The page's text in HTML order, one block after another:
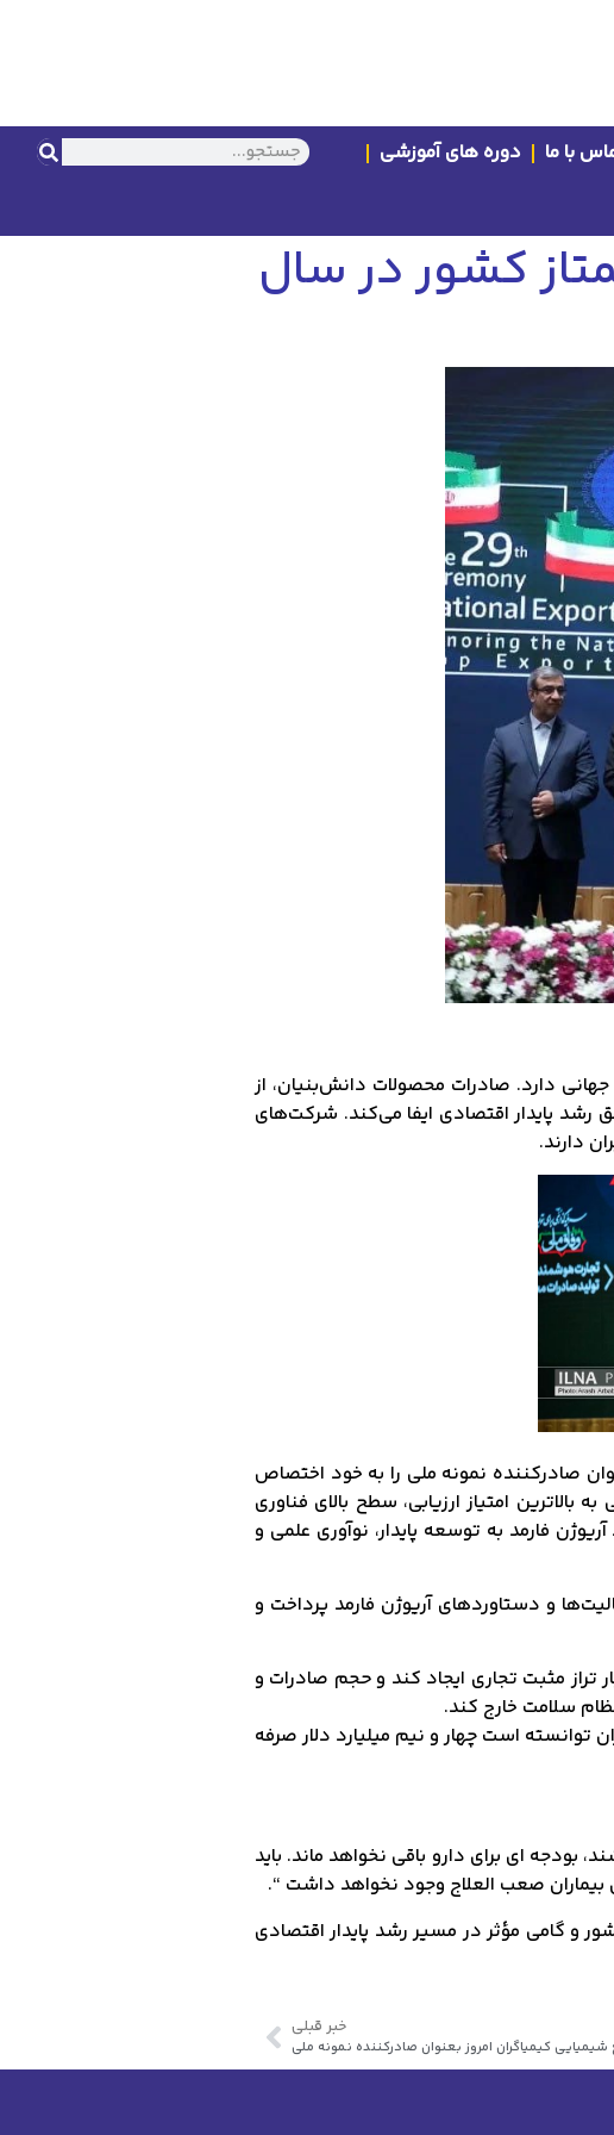
با ما
دوره های آموزشی
کشور در سال
دارد. صادرات محصولات دانش‌بنیان، از
پایدار اقتصادی ایفا می‌کند. شرکت‌های
دارند.
که طی پنج سال گذشته عنوان صادرکننده نمونه ملی را به خود اختصاص
امتیاز ارزیابی، سطح بالای فناوری
فارمد به توسعه پایدار، نوآوری علمی و
و دستاوردهای آریوژن فارمد پرداخت و
تراز مثبت تجاری ایجاد کند و حجم صادرات و
سلامت خارج کند.
توانسته است چهار و نیم میلیارد دلار صرفه
بودجه ای برای دارو باقی نخواهد ماند. باید
بیماران صعب العلاج وجود نخواهد داشت “.
و گامی مؤثر در مسیر رشد پایدار اقتصادی
خبر قبلی
کیمیاگران امروز بعنوان صادرکننده نمونه ملی